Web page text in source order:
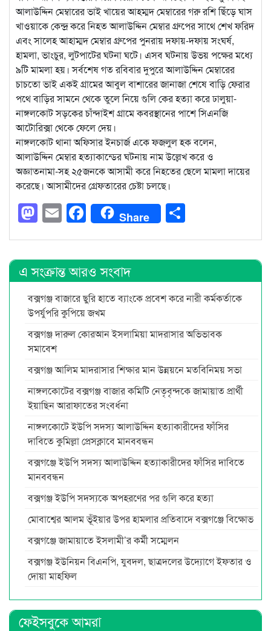
আলাউদ্দিন মেম্বারের ভাই খায়ের আহম্মদ মেম্বারের গরু রশি ছিঁড়ে ঘাস
খাওয়াকে কেন্দ্র করে নিহত আলাউদ্দিন মেম্বার গ্রুপের সাথে শেখ ফরিদ
এবং সালেহ আহাম্মদ মেম্বার গ্রুপের পুনরায় দফায়-দফায় সংঘর্ষ,
হামলা, ভাংচুর, লুটপাটের ঘটনা ঘটে। এসব ঘটনায় উভয় পক্ষের মধ্যে
৯টি মামলা হয়। সর্বশেষ গত রবিবার দুপুরে আলাউদ্দিন মেম্বারের
চাচতো ভাই একই গ্রামের আবুল বাশারের জানাজা শেষে বাড়ি ফেরার
পথে বাড়ির সামনে থেকে তুলে নিয়ে গুলি কের হত্যা করে ঢালুয়া-
নাঙ্গলকোট সড়কের চাঁন্দাইশ গ্রামে কবরস্থানের পাশে সিএনজি
আটোরিক্সা থেকে ফেলে দেয়।
নাঙ্গলকোট থানা অফিসার ইনচার্জ একে ফজলুল হক বলেন,
আলাউদ্দিন মেম্বার হত্যাকান্ডের ঘটনায় নাম উল্লেখ করে ও
অজ্ঞাতনামা-সহ ২৫জনকে আসামী করে নিহতের ছেলে মামলা দায়ের
করেছে। আসামীদের গ্রেফতারের চেষ্টা চলছে।
Mastodon
EmailFacebook
Share
এ সংক্রান্ত আরও সংবাদ
বক্সগঞ্জ বাজারে ছুরি হাতে ব্যাংকে প্রবেশ করে নারী কর্মকর্তাকে
উপর্যুপরি কুপিয়ে জখম
বক্সগঞ্জ দারুল কোরআন ইসলামিয়া মাদরাসার অভিভাবক
সমাবেশ
বক্সগঞ্জ আলিম মাদরাসার শিক্ষার মান উন্নয়নে মতবিনিময় সভা
নাঙ্গলকোটের বক্সগঞ্জ বাজার কমিটি নেতৃবৃন্দকে জামায়াত প্রার্থী
ইয়াছিন আরাফাতের সংবর্ধনা
নাঙ্গলকোটে ইউপি সদস্য আলাউদ্দিন হত্যাকারীদের ফাঁসির
দাবিতে কুমিল্লা প্রেসক্লাবে মানববন্ধন
বক্সগঞ্জে ইউপি সদস্য আলাউদ্দিন হত্যাকারীদের ফাঁসির দাবিতে
মানববন্ধন
বক্সগঞ্জ ইউপি সদস্যকে অপহরণের পর গুলি করে হত্যা
মোবাশ্বের আলম ভূঁইয়ার উপর হামলার প্রতিবাদে বক্সগঞ্জে বিক্ষোভ
বক্সগঞ্জে জামায়াতে ইসলামী’র কর্মী সম্মেলন
বক্সগঞ্জ ইউনিয়ন বিএনপি, যুবদল, ছাত্রদলের উদ্যোগে ইফতার ও
দোয়া মাহফিল
ফেইসবুকে আমরা